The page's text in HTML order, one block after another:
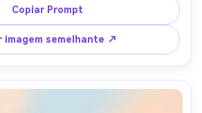
pano de fundo amarelo pastel,
brilhantes, vibe lúdica, qualidade
profissional, lente de 85mm,
de campo rasa-AR 4:5
Copiar Prompt
imagem semelhante ↗